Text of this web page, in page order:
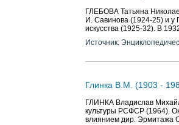
ГЛЕБОВА Татьяна
И. Савинова (1924-25) и у
искусства (1925-32). В
Источник:
Глинка В.М. (1903 -
ГЛИНКА Владислав
культуры РСФСР (1964).
влиянием дир. Эрмитажа